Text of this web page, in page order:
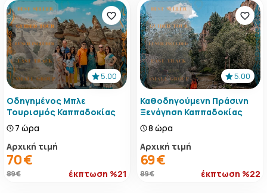
5.00
Οδηγημένος Μπλε
Τουρισμός Καππαδοκίας
7 ώρα
Αρχική τιμή
70 €
89 € έκπτωση %21
5.00
Καθοδηγούμενη Πράσινη
Ξενάγηση Καππαδοκίας
8 ώρα
Αρχική τιμή
69 €
89 € έκπτωση %22